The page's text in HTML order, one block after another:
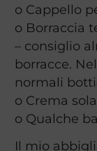
o Cappello
o Borraccia
– consiglio
borracce.
normali
o Crema
o Qualche
Il mio